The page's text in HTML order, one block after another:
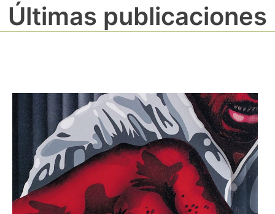
Últimas publicaciones